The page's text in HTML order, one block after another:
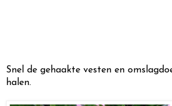
Snel de gehaakte vesten en
halen.